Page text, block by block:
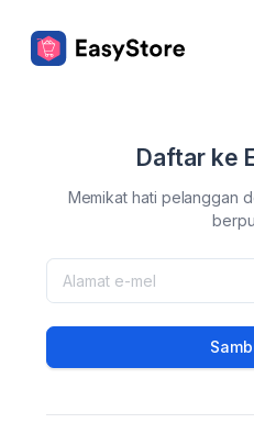
Daftar ke
Memikat hati pelanggan